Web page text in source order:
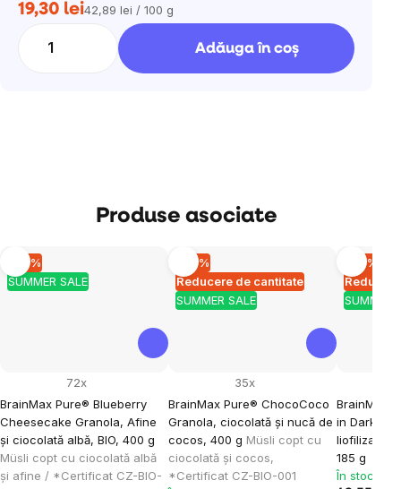
19,30 leiEvaluare
42,89 lei / 100 g
Adăuga în coş
Produse asociate
SUMMER SALE
–10 %
BrainMax Pure® Blueberry
Cheesecake Granola, Afine
și ciocolată albă, BIO, 400 g
Müsli copt cu ciocolată albă
și afine / *Certificat CZ-BIO-
72x
Reducere de cantitate
SUMMER SALE
–10 %
BrainMax Pure® ChocoCoco
Granola, ciocolată și nucă de
cocos, 400 g Müsli copt cu
ciocolată și cocos,
*Certificat CZ-BIO-001
35x
SUMMER
–10 %
BrainMax
in Dark
liofilizată
185 g
În stoc